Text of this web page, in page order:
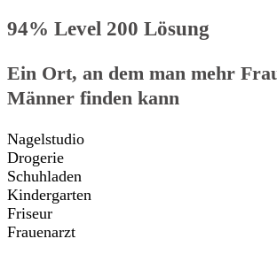
94% Level 200 Lösung
Ein Ort, an dem man mehr
Männer finden kann
Nagelstudio
Drogerie
Schuhladen
Kindergarten
Friseur
Frauenarzt